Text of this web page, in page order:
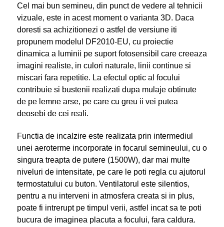
Cel mai bun semineu, din punct de vedere al tehnicii
vizuale, este in acest moment o varianta 3D. Daca
doresti sa achizitionezi o astfel de versiune iti
propunem modelul DF2010-EU, cu proiectie
dinamica a luminii pe suport fotosensibil care creeaza
imagini realiste, in culori naturale, linii continue si
miscari fara repetitie. La efectul optic al focului
contribuie si bustenii realizati dupa mulaje obtinute
de pe lemne arse, pe care cu greu ii vei putea
deosebi de cei reali.
Functia de incalzire este realizata prin intermediul
unei aeroterme incorporate in focarul semineului, cu o
singura treapta de putere (1500W), dar mai multe
niveluri de intensitate, pe care le poti regla cu ajutorul
termostatului cu buton. Ventilatorul este silentios,
pentru a nu interveni in atmosfera creata si in plus,
poate fi intrerupt pe timpul verii, astfel incat sa te poti
bucura de imaginea placuta a focului, fara caldura.